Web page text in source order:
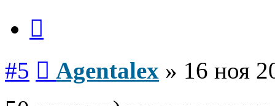
#5 Agentalex » 16 ноя